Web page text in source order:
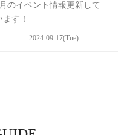
のイベント情報更新して
ます！
2024-09-17(Tue)